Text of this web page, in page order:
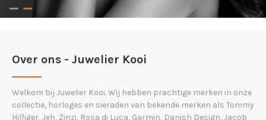
Over ons - Juwelier Kooi
Welkom bij Juwelier Kooi. Wij hebben prachtige merken in onze
collectie, horloges en sieraden van bekende merken als Tommy
Hilfiger, Jeh, Zinzi, Rosa di Luca, Garmin, Danish Design, Jacob